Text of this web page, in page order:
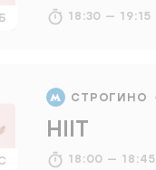
18:30 — 19:15
СТРОГИНО
HIIT
18:00 — 18:45